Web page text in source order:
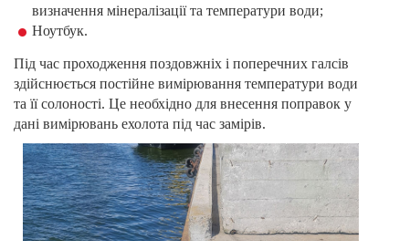
визначення мінералізації та температури води;
Ноутбук.
Під час проходження поздовжніх і поперечних галсів
здійснюється постійне вимірювання температури води
та її солоності. Це необхідно для внесення поправок у
дані вимірювань ехолота під час замірів.